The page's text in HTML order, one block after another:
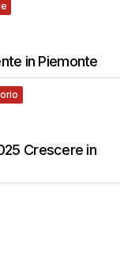
in Piemonte
Crescere in